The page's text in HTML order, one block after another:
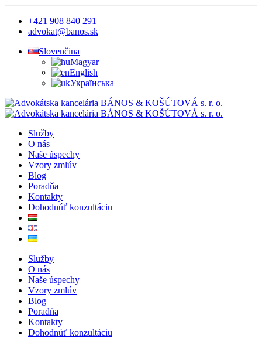
+421 908 840 291
advokat@banos.sk
Slovenčina
Magyar
English
Українська
Služby
O nás
Naše úspechy
Vzory zmlúv
Blog
Poradňa
Kontakty
Dohodnúť konzultáciu
Služby
O nás
Naše úspechy
Vzory zmlúv
Blog
Poradňa
Kontakty
Dohodnúť konzultáciu